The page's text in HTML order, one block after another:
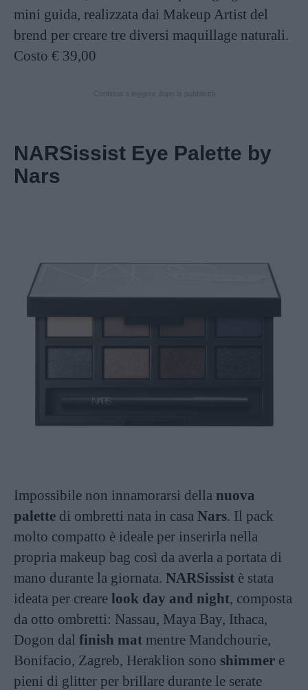
mini guida, realizzata dai Makeup Artist del
brend per creare tre diversi maquillage naturali.
Costo € 39,00
NARSissist Eye Palette by
Nars
Impossibile non innamorarsi della nuova
palette di ombretti nata in casa Nars. Il pack
molto compatto è ideale per inserirla nella
propria makeup bag così da averla a portata di
mano durante la giornata. NARSissist è stata
ideata per creare look day and night, composta
da otto ombretti: Nassau, Maya Bay, Ithaca,
Dogon dal finish mat mentre Mandchourie,
Bonifacio, Zagreb, Heraklion sono shimmer e
pieni di glitter per brillare durante le serate